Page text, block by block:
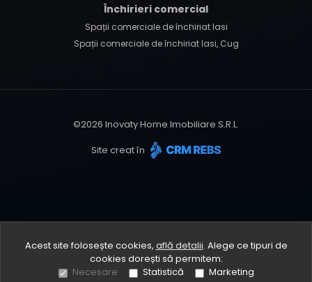
Închirieri comercial
Spații comerciale de închiriat Iasi
Spații comerciale de închiriat Iasi, Cug
©2026 Inovaty Home Imobiliare S.R.L.
Site creat în
Acest site folosește cookies, află detalii. Alege ce tipuri de
cookies dorești să permitem:
Necesare
Statistică Marketing